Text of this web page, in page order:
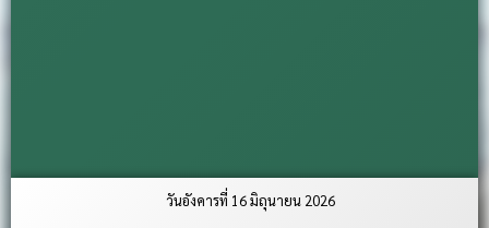
วันอังคารที่ 16 มิถุนายน 2026